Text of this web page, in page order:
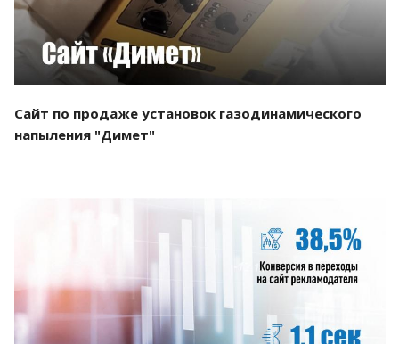
Сайт по продаже установок газодинамического
напыления "Димет"